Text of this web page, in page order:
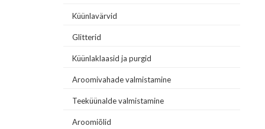
Küünlavärvid
Glitterid
Küünlaklaasid ja purgid
Aroomivahade valmistamine
Teeküünalde valmistamine
Aroomiõlid